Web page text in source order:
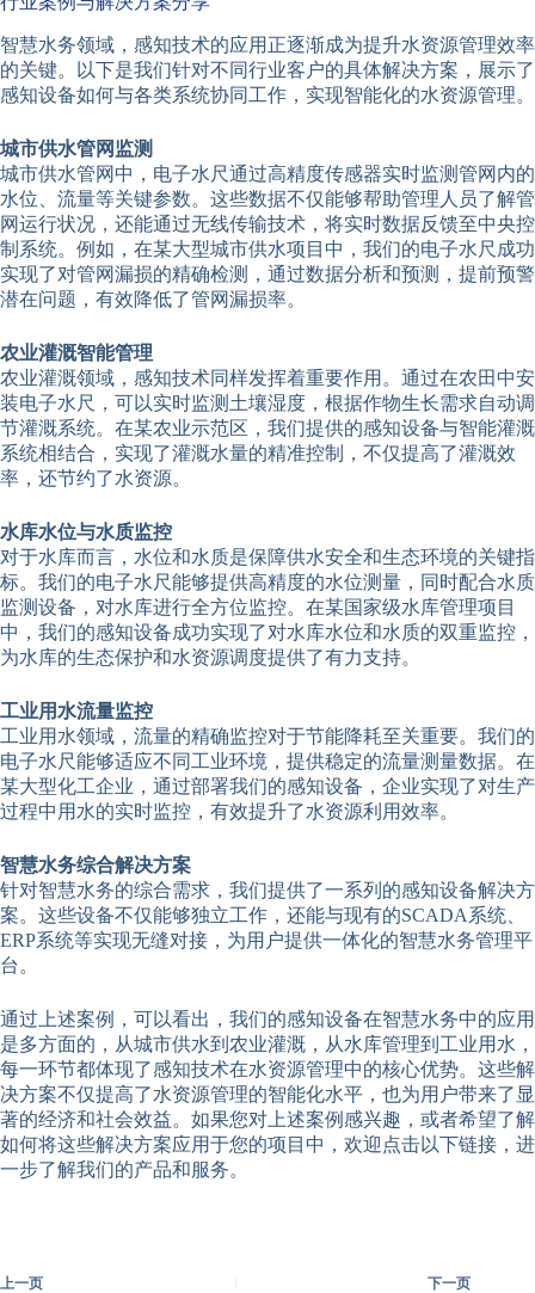
智慧水务领域，感知技术的应用正逐渐成为提升水资源管理效率
的关键。以下是我们针对不同行业客户的具体解决方案，展示了
感知设备如何与各类系统协同工作，实现智能化的水资源管理。
城市供水管网监测
城市供水管网中，电子水尺通过高精度传感器实时监测管网内的
水位、流量等关键参数。这些数据不仅能够帮助管理人员了解管
网运行状况，还能通过无线传输技术，将实时数据反馈至中央控
制系统。例如，在某大型城市供水项目中，我们的电子水尺成功
实现了对管网漏损的精确检测，通过数据分析和预测，提前预警
潜在问题，有效降低了管网漏损率。
农业灌溉智能管理
农业灌溉领域，感知技术同样发挥着重要作用。通过在农田中安
装电子水尺，可以实时监测土壤湿度，根据作物生长需求自动调
节灌溉系统。在某农业示范区，我们提供的感知设备与智能灌溉
系统相结合，实现了灌溉水量的精准控制，不仅提高了灌溉效
率，还节约了水资源。
水库水位与水质监控
对于水库而言，水位和水质是保障供水安全和生态环境的关键指
标。我们的电子水尺能够提供高精度的水位测量，同时配合水质
监测设备，对水库进行全方位监控。在某国家级水库管理项目
中，我们的感知设备成功实现了对水库水位和水质的双重监控，
为水库的生态保护和水资源调度提供了有力支持。
工业用水流量监控
工业用水领域，流量的精确监控对于节能降耗至关重要。我们的
电子水尺能够适应不同工业环境，提供稳定的流量测量数据。在
某大型化工企业，通过部署我们的感知设备，企业实现了对生产
过程中用水的实时监控，有效提升了水资源利用效率。
智慧水务综合解决方案
针对智慧水务的综合需求，我们提供了一系列的感知设备解决方
案。这些设备不仅能够独立工作，还能与现有的SCADA系统、
ERP系统等实现无缝对接，为用户提供一体化的智慧水务管理平
台。
通过上述案例，可以看出，我们的感知设备在智慧水务中的应用
是多方面的，从城市供水到农业灌溉，从水库管理到工业用水，
每一环节都体现了感知技术在水资源管理中的核心优势。这些解
决方案不仅提高了水资源管理的智能化水平，也为用户带来了显
著的经济和社会效益。如果您对上述案例感兴趣，或者希望了解
如何将这些解决方案应用于您的项目中，欢迎点击以下链接，进
一步了解我们的产品和服务。
上一页 下一页